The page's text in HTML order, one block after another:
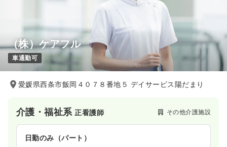
（株）ケアフル
車通勤可
愛媛県西条市飯岡４０７８番地５ デイサービス陽だまり
介護・福祉系正看護師 その他介護施設
日勤のみ（パート）